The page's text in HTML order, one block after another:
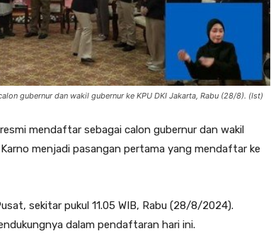
gubernur dan wakil gubernur ke KPU DKI Jakarta, Rabu (28/8). (Ist)
mendaftar sebagai calon gubernur dan wakil
menjadi pasangan pertama yang mendaftar ke
sekitar pukul 11.05 WIB, Rabu (28/8/2024).
dalam pendaftaran hari ini.